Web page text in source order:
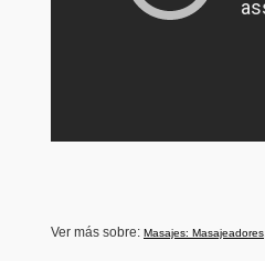
Ver más sobre: Masajes: Masajeadores